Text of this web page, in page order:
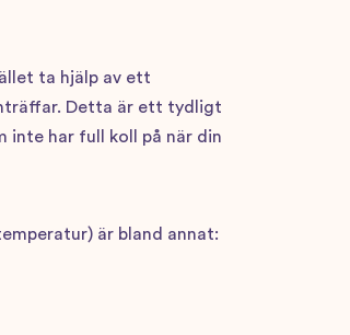
ta hjälp av ett
Detta är ett tydligt
inte har full koll på när din
är bland annat: